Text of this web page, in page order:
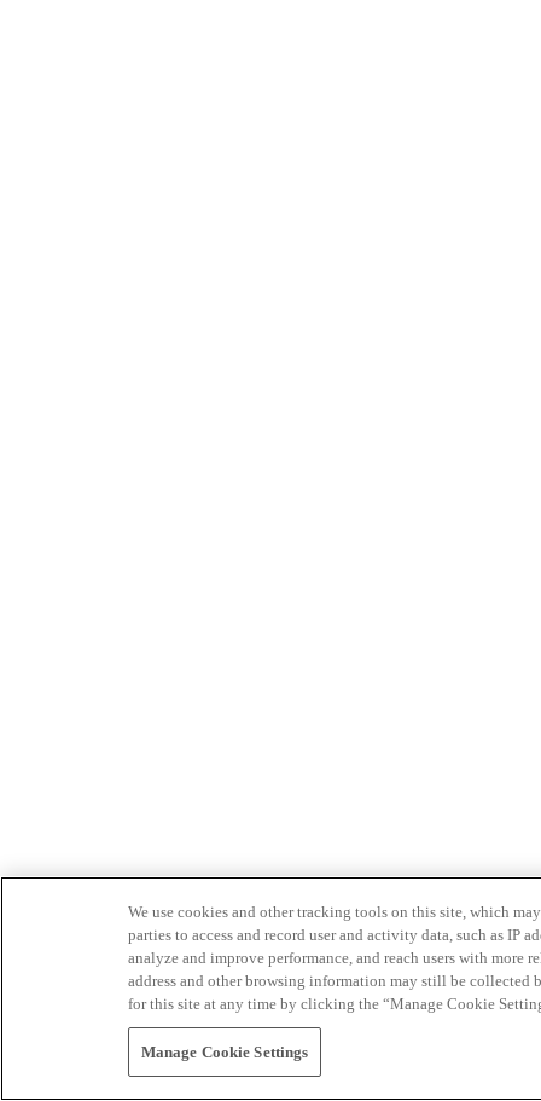
We use cookies and other tracking tools on this site, which
parties to access and record user and activity data, such as IP
analyze and improve performance, and reach users with
address and other browsing information may still be collected
for this site at any time by clicking the “Manage Cookie
Manage Cookie Settings